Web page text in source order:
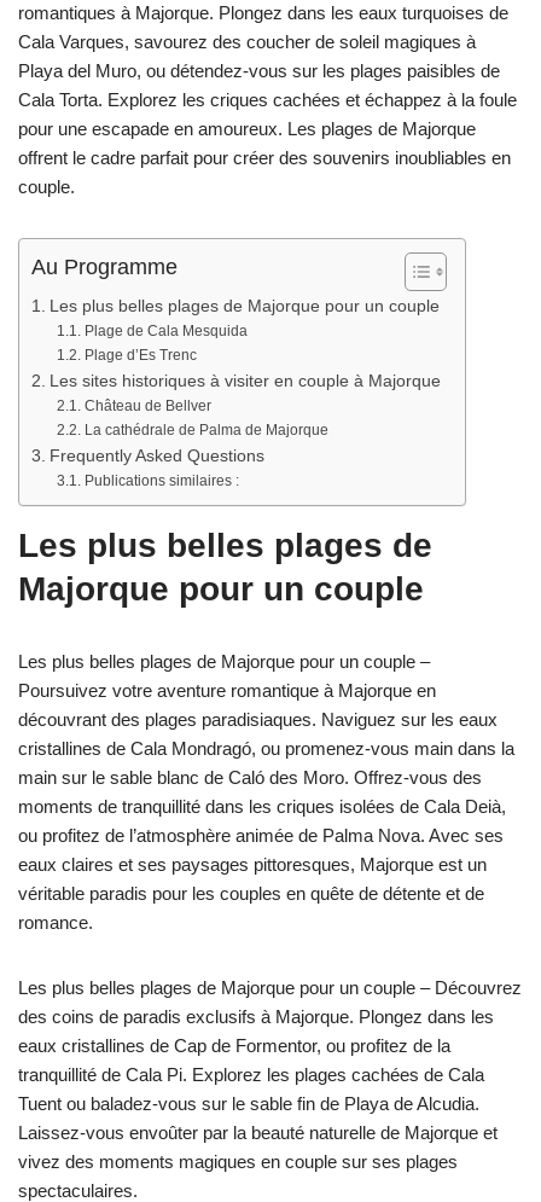
romantiques à Majorque. Plongez dans les eaux turquoises de
Cala Varques, savourez des coucher de soleil magiques à
Playa del Muro, ou détendez-vous sur les plages paisibles de
Cala Torta. Explorez les criques cachées et échappez à la foule
pour une escapade en amoureux. Les plages de Majorque
offrent le cadre parfait pour créer des souvenirs inoubliables en
couple.
Au Programme
Les plus belles plages de Majorque pour un couple
Plage de Cala Mesquida
Plage d’Es Trenc
Les sites historiques à visiter en couple à Majorque
Château de Bellver
La cathédrale de Palma de Majorque
Frequently Asked Questions
Publications similaires :
Les plus belles plages de
Majorque pour un couple
Les plus belles plages de Majorque pour un couple –
Poursuivez votre aventure romantique à Majorque en
découvrant des plages paradisiaques. Naviguez sur les eaux
cristallines de Cala Mondragó, ou promenez-vous main dans la
main sur le sable blanc de Caló des Moro. Offrez-vous des
moments de tranquillité dans les criques isolées de Cala Deià,
ou profitez de l’atmosphère animée de Palma Nova. Avec ses
eaux claires et ses paysages pittoresques, Majorque est un
véritable paradis pour les couples en quête de détente et de
romance.
Les plus belles plages de Majorque pour un couple – Découvrez
des coins de paradis exclusifs à Majorque. Plongez dans les
eaux cristallines de Cap de Formentor, ou profitez de la
tranquillité de Cala Pi. Explorez les plages cachées de Cala
Tuent ou baladez-vous sur le sable fin de Playa de Alcudia.
Laissez-vous envoûter par la beauté naturelle de Majorque et
vivez des moments magiques en couple sur ses plages
spectaculaires.